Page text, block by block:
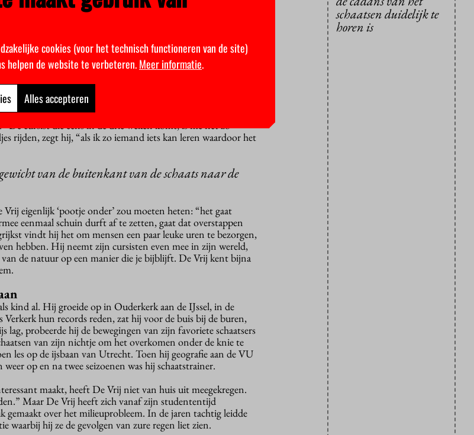
De Vrij vertelt over ijsvogels die hier soms zitten. Nog geen
over de sloot schieten. “Zie je dat? Die kleuren? Geweldig
week op de Jaap Edenbaan te vinden. Hij heeft inmiddels
leren schaatsen. De beweging van het schaatsen
verplaatsen hun gewicht van de buitenkant van de schaats
probeer ik mensen te leren.” De Vrij geeft net zo lief les
“De cursist die eens in de drie weken komt, is me net zo
rijden, zegt hij, “als ik zo iemand iets kan leren waardoor het
van de buitenkant van de schaats naar de
eigenlijk ‘pootje onder’ zou moeten heten: “het gaat
eenmaal schuin durft af te zetten, gaat dat overstappen
vindt hij het om mensen een paar leuke uren te bezorgen,
hebben. Hij neemt zijn cursisten even mee in zijn wereld,
de natuur op een manier die je bijblijft. De Vrij kent bijna
kind al. Hij groeide op in Ouderkerk aan de IJssel, in de
hun records reden, zat hij voor de buis bij de buren,
lag, probeerde hij de bewegingen van zijn favoriete schaatsers
van zijn nichtje om het overkomen onder de knie te
les op de ijsbaan van Utrecht. Toen hij geografie aan de VU
op en na twee seizoenen was hij schaatstrainer.
maakt, heeft De Vrij niet van huis uit meegekregen.
Maar De Vrij heeft zich vanaf zijn studententijd
gemaakt over het milieuprobleem. In de jaren tachtig leidde
waarbij hij ze de gevolgen van zure regen liet zien.
schaatsen duidelijk te
horen is
cookies (voor het technisch functioneren van de site)
helpen de website te verbeteren.Meer informatie.
Alles accepteren